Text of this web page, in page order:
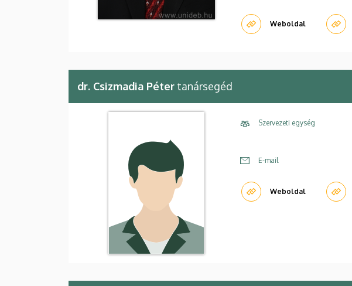
Weboldal
dr. Csizmadia Péter tanársegéd
Szervezeti egység
E-mail
Weboldal